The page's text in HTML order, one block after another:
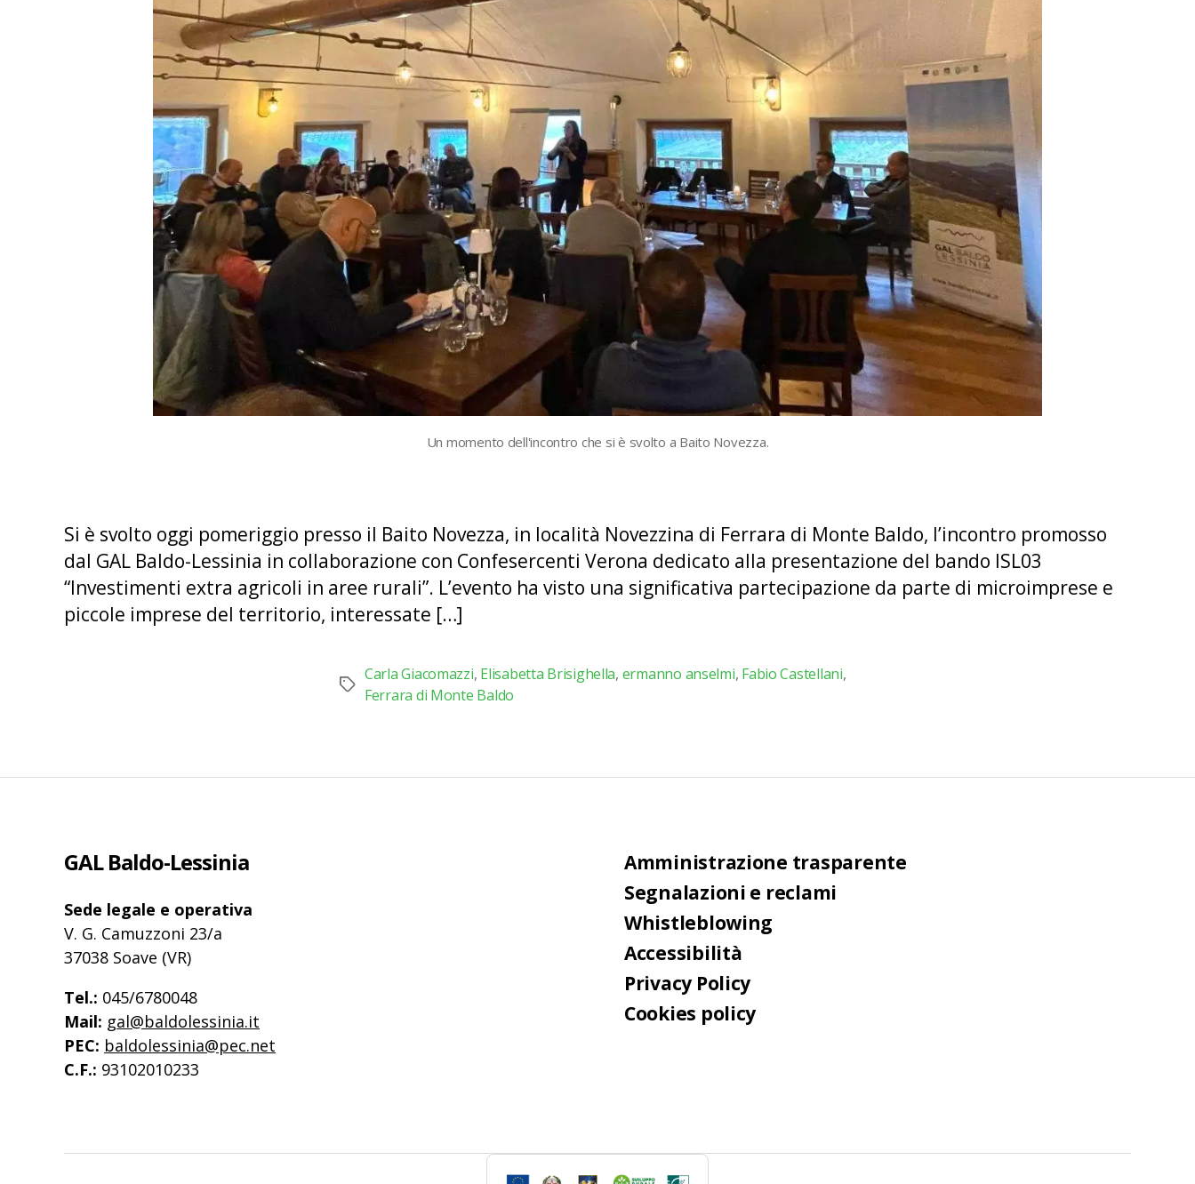
Un momento dell'incontro che si è svolto a Baito Novezza.
Si è svolto oggi pomeriggio presso il Baito Novezza, in località Novezzina di Ferrara di Monte Baldo, l’incontro promosso
dal GAL Baldo-Lessinia in collaborazione con Confesercenti Verona dedicato alla presentazione del bando ISL03
“Investimenti extra agricoli in aree rurali”. L’evento ha visto una significativa partecipazione da parte di microimprese e
piccole imprese del territorio, interessate […]
Tag
Carla Giacomazzi, Elisabetta Brisighella, ermanno anselmi, Fabio Castellani,
Ferrara di Monte Baldo
GAL Baldo-Lessinia
Sede legale e operativa
V. G. Camuzzoni 23/a
37038 Soave (VR)
Tel.: 045/6780048
Mail: gal@baldolessinia.it
PEC: baldolessinia@pec.net
C.F.: 93102010233
Amministrazione trasparente
Segnalazioni e reclami
Whistleblowing
Accessibilità
Privacy Policy
Cookies policy